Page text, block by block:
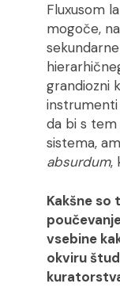
Fluxusom
mogoče,
grandiozni
instrumenti
da bi s
sistema,
absurdum,
Kakšne so
vsebine
okviru